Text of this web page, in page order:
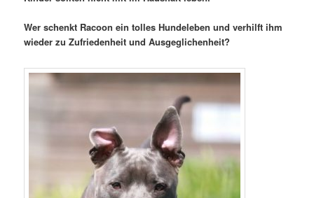
Wer schenkt Racoon ein tolles Hundeleben und verhilft ihm
wieder zu Zufriedenheit und Ausgeglichenheit?